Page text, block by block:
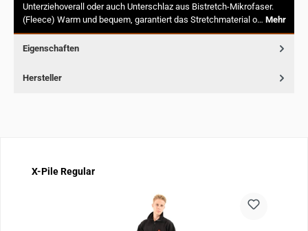
Unterziehoverall oder auch Unterschlaz aus Bistretch-Mikrofaser.
(Fleece) Warm und bequem, garantiert das Stretchmaterial o… Mehr
Eigenschaften
Hersteller
Produktgalerie überspringen
X-Pile Regular